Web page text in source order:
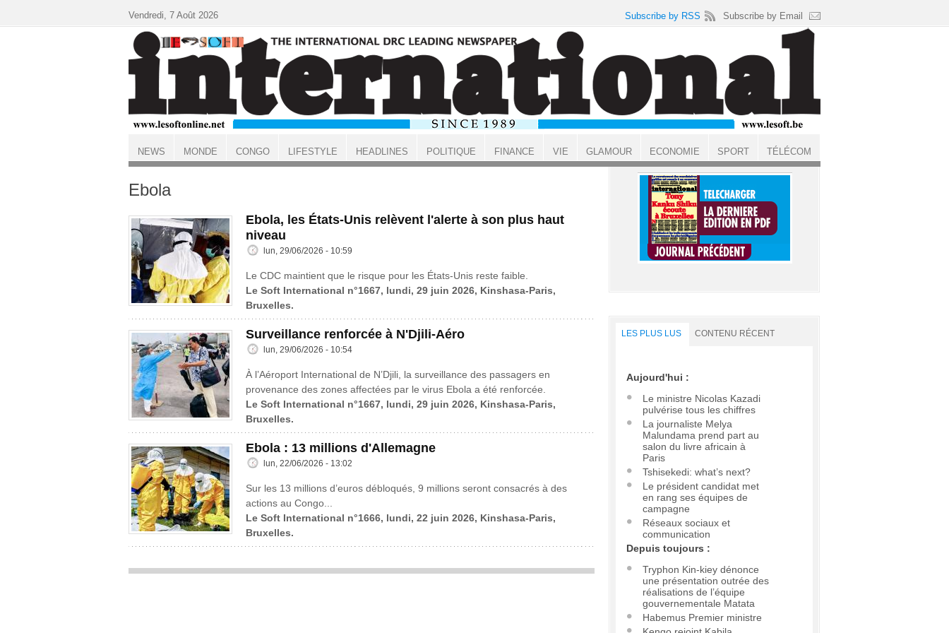
ACCUEIL
Ebola
Ebola, les États-Unis relèvent l'alerte à son plus haut
niveau
lun, 29/06/2026 - 10:59
Le CDC maintient que le risque pour les États-Unis reste faible.
Le Soft International n°1667, lundi, 29 juin 2026, Kinshasa-Paris,
Bruxelles.
Surveillance renforcée à N'Djili-Aéro
lun, 29/06/2026 - 10:54
À l’Aéroport International de N’Djili, la surveillance des passagers en
provenance des zones affectées par le virus Ebola a été renforcée.
Le Soft International n°1667, lundi, 29 juin 2026, Kinshasa-Paris,
Bruxelles.
Ebola : 13 millions d'Allemagne
lun, 22/06/2026 - 13:02
Sur les 13 millions d’euros débloqués, 9 millions seront consacrés à des
actions au Congo...
Le Soft International n°1666, lundi, 22 juin 2026, Kinshasa-Paris,
Bruxelles.
LES PLUS LUS CONTENU RÉCENT
Aujourd'hui :
Le ministre Nicolas Kazadi
pulvérise tous les chiffres
La journaliste Melya
Malundama prend part au
salon du livre africain à
Paris
Tshisekedi: what’s next?
Le président candidat met
en rang ses équipes de
campagne
Réseaux sociaux et
communication
Depuis toujours :
Tryphon Kin-kiey dénonce
une présentation outrée des
réalisations de l’équipe
gouvernementale Matata
Habemus Premier ministre
Vendredi, 7 Août 2026 Subscribe by RSS Subscribe by Email
NEWS MONDE CONGO LIFESTYLE HEADLINES POLITIQUE FINANCE VIE GLAMOUR ECONOMIE SPORT TÉLÉCOM